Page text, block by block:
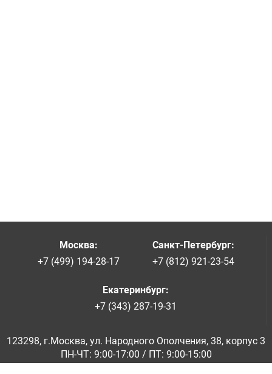
Москва:
+7 (499) 194-28-17
Санкт-Петербург:
+7 (812) 921-23-54
Екатеринбург:
+7 (343) 287-19-31
123298, г.Москва, ул. Народного Ополчения, 38, корпус 3
ПН-ЧТ: 9:00-17:00 / ПТ: 9:00-15:00